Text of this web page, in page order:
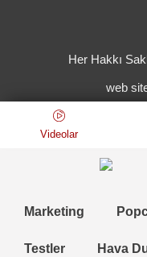
Her Hakkı
web
Videolar
Marketing
Testler Hava